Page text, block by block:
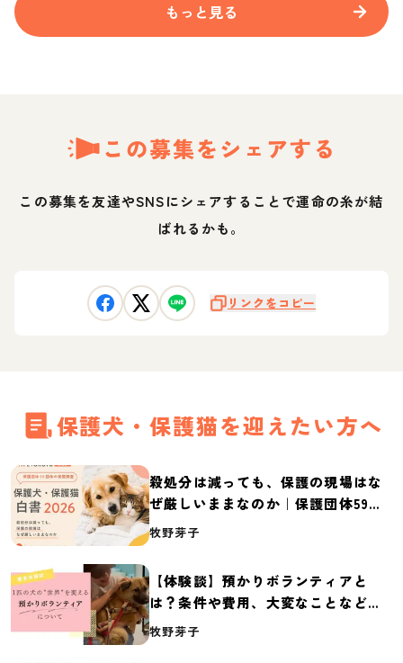
もっと見る
この募集をシェアする
この募集を友達やSNSにシェアすることで運命の糸が結
ばれるかも。
リンクをコピー
保護犬・保護猫を迎えたい方へ
殺処分は減っても、保護の現場はな
ぜ厳しいままなのか｜保護団体59団
体の実態調査【保護犬・保護猫白書
牧野芽子
【体験談】預かりボランティアと
は？条件や費用、大変なことなど紹
介
牧野芽子